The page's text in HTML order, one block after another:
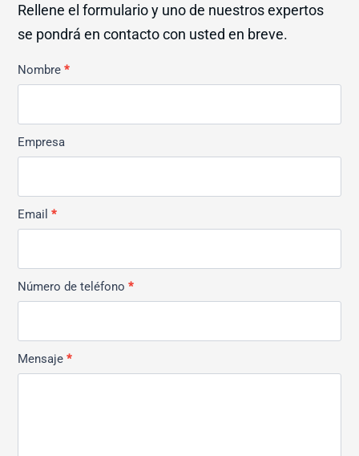
Rellene el formulario y uno de nuestros expertos
se pondrá en contacto con usted en breve.
Kontakt
Nombre*
Empresa
Email*
Número de teléfono*
Mensaje*